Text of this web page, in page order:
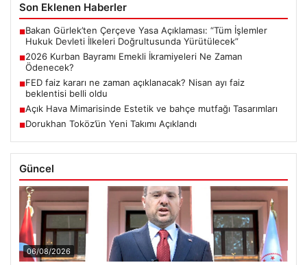
Son Eklenen Haberler
■Bakan Gürlek’ten Çerçeve Yasa Açıklaması: “Tüm İşlemler
Hukuk Devleti İlkeleri Doğrultusunda Yürütülecek”
■2026 Kurban Bayramı Emekli İkramiyeleri Ne Zaman
Ödenecek?
■FED faiz kararı ne zaman açıklanacak? Nisan ayı faiz
beklentisi belli oldu
■Açık Hava Mimarisinde Estetik ve bahçe mutfağı Tasarımları
■Dorukhan Toköz’ün Yeni Takımı Açıklandı
Güncel
06/08/2026